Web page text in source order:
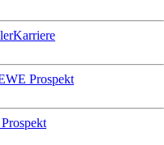
Karriere
Prospekt